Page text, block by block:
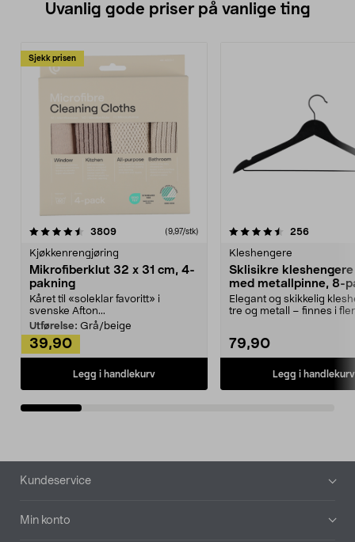
Uvanlig gode priser på vanlige ting
Sjekk prisen
3809anmeldelser(9,97/stk)
Kjøkkenrengjøring
Mikrofiberklut 32 x 31 cm, 4-
pakning
Kåret til «soleklar favoritt» i
svenske Afton...
Utførelse: Grå/beige
39,90
Legg i handlekurv
4.5av 5 stjerner 256
Kleshengere
Sklisikre
med metallpinne, 8-
Elegant og skikkelig
tre og metall – finnes i
79,90
Legg i handlekurv
4.5av 5 stjerner
Bunntekst
Kundeservice
Min konto